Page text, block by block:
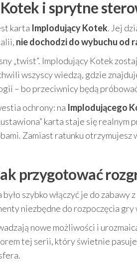
i sprytne
karta Implodujący Kotek. Jej
nie dochodzi do wybuchu od
„twist”. Implodujący Kotek
wszyscy wiedzą, gdzie
– bo przeciwnicy będą
ochrony: na Implodującego
karta staje się realnym
Zamiast ratunku otrzymujesz
przygotować
szybko włączyć je do zabawy z
niezbędne do rozpoczęcia
nowe możliwości i
tej serii, który świetnie